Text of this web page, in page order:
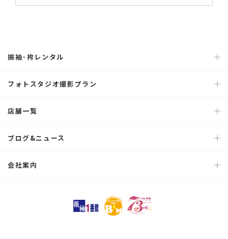
振袖･袴レンタル
フォトスタジオ撮影プラン
店舗一覧
ブログ&ニュース
会社案内